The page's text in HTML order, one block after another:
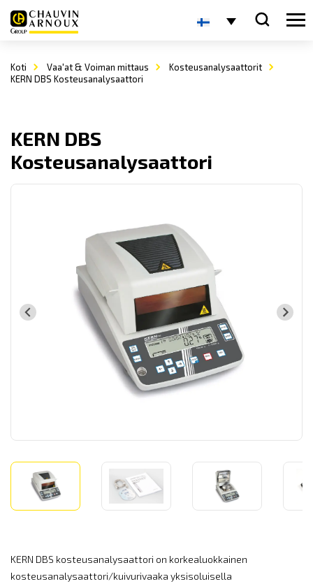
Koti Vaa'at & Voiman mittaus
Kosteusanalysaattorit
KERN DBS Kosteusanalysaattori
KERN DBS
Kosteusanalysaattori
KERN DBS kosteusanalysaattori on korkealuokkainen
kosteusanalysaattori/kuivurivaaka yksisoluisella